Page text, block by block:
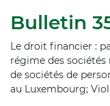
Bulletin
Le droit financier :
régime des sociétés
de sociétés de
au Luxembourg;